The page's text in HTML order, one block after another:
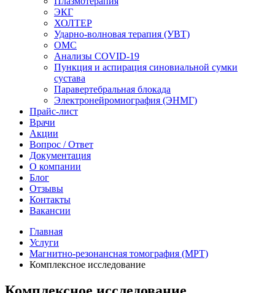
ЭКГ
ХОЛТЕР
Ударно-волновая терапия (УВТ)
ОМС
Анализы COVID-19
Пункция и аспирация синовиальной сумки
сустава
Паравертебральная блокада
Электронейромиография (ЭНМГ)
Прайс-лист
Врачи
Акции
Вопрос / Ответ
Документация
О компании
Блог
Отзывы
Контакты
Вакансии
Главная
Услуги
Магнитно-резонансная томография (МРТ)
Комплексное исследование